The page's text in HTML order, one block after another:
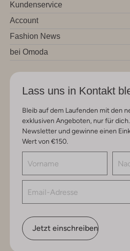
Kundenservice
Account
Fashion News
bei Omoda
Lass uns in Kontakt
Bleib auf dem Laufenden mit den
exklusiven Angeboten, nur für
Newsletter und gewinne einen
Wert von €150.
Jetzt einschreiben